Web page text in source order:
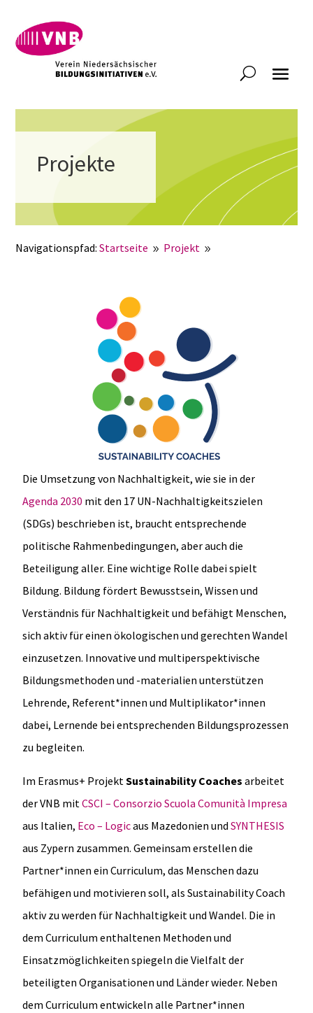
Projekte
Navigationspfad:Startseite 9 Projekt 9
Die Umsetzung von Nachhaltigkeit, wie sie in der
Agenda 2030 mit den 17 UN-Nachhaltigkeitszielen
(SDGs) beschrieben ist, braucht entsprechende
politische Rahmenbedingungen, aber auch die
Beteiligung aller. Eine wichtige Rolle dabei spielt
Bildung. Bildung fördert Bewusstsein, Wissen und
Verständnis für Nachhaltigkeit und befähigt Menschen,
sich aktiv für einen ökologischen und gerechten Wandel
einzusetzen. Innovative und multiperspektivische
Bildungsmethoden und -materialien unterstützen
Lehrende, Referent*innen und Multiplikator*innen
dabei, Lernende bei entsprechenden Bildungsprozessen
zu begleiten.
Im Erasmus+ ProjektSustainability Coaches arbeitet
der VNB mitCSCI – Consorzio Scuola Comunità Impresa
aus Italien, Eco – Logicaus Mazedonien und SYNTHESIS
aus Zypern zusammen. Gemeinsam erstellen die
Partner*innen ein Curriculum, das Menschen dazu
befähigen und motivieren soll, als Sustainability Coach
aktiv zu werden für Nachhaltigkeit und Wandel. Die in
dem Curriculum enthaltenen Methoden und
Einsatzmöglichkeiten spiegeln die Vielfalt der
beteiligten Organisationen und Länder wieder. Neben
dem Curriculum entwickeln alle Partner*innen